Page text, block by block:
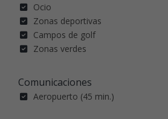
Ocio
Zonas deportivas
Campos de golf
Zonas verdes
Comunicaciones
Aeropuerto (45 min.)